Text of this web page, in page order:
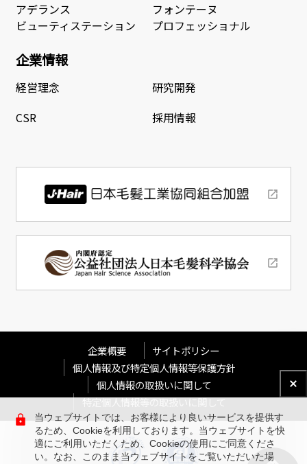
アデランス
ビューティステーション
フォンテーヌ
プロフェッショナル
企業情報
経営理念
研究開発
CSR
採用情報
企業概要
サイトポリシー
個人情報及び特定個人情報等保護方針
個人情報の取扱いに関して
特定個人情報等の取扱いに関して
当ウェブサイトでは、お客様により良いサービスを提供す
るため、Cookieを利用しております。当ウェブサイトを快
適にご利用いただくため、Cookieの使用にご同意くださ
い。なお、このまま当ウェブサイトをご覧いただいた場